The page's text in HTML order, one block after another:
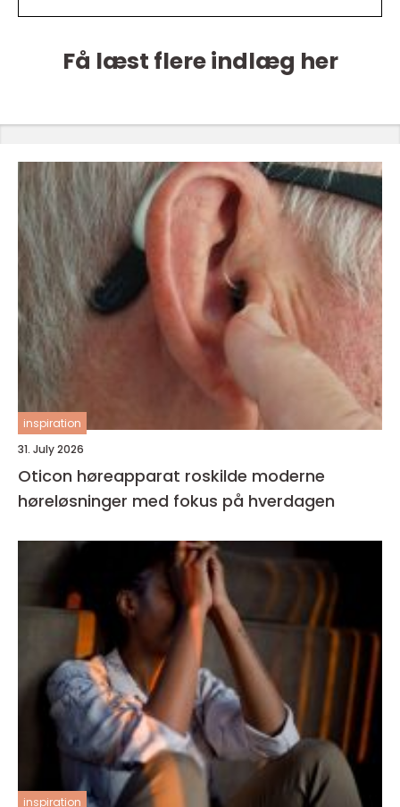
Få læst flere indlæg her
inspiration
31. July 2026
Oticon høreapparat roskilde moderne
høreløsninger med fokus på hverdagen
inspiration